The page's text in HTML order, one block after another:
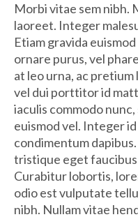
Morbi vitae sem nibh.
laoreet. Integer
Etiam gravida
ornare purus, vel
at leo urna, ac
vel dui porttitor id
iaculis commodo
euismod vel. Integer
condimentum
tristique eget faucibus
Curabitur lobortis,
odio est vulputate
nibh. Nullam vitae